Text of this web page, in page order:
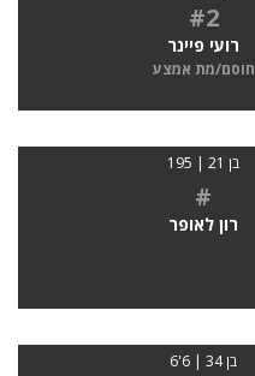
#2
רועי פיינר
חוסם/מת אמצע
בן 21 | 195
#
רון לאופר
בן 34 | 6'6